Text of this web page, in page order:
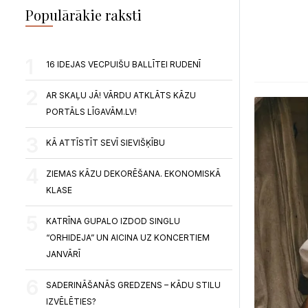
Populārākie raksti
16 IDEJAS VECPUIŠU BALLĪTEI RUDENĪ
AR SKAĻU JĀ! VĀRDU ATKLĀTS KĀZU
PORTĀLS LĪGAVĀM.LV!
KĀ ATTĪSTĪT SEVĪ SIEVIŠĶĪBU
ZIEMAS KĀZU DEKORĒŠANA. EKONOMISKĀ
KLASE
KATRĪNA GUPALO IZDOD SINGLU
“ORHIDEJA” UN AICINA UZ KONCERTIEM
JANVĀRĪ
SADERINĀŠANĀS GREDZENS – KĀDU STILU
IZVĒLĒTIES?